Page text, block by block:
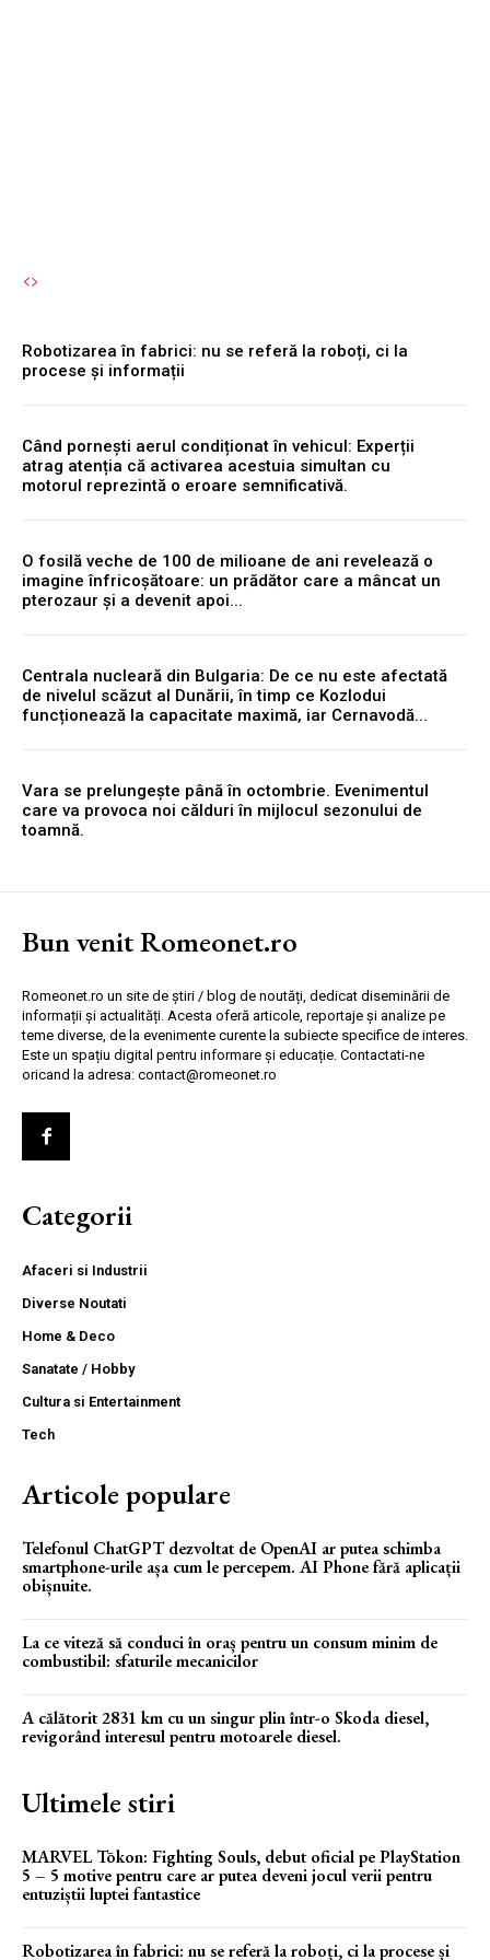
Robotizarea în fabrici: nu se referă la roboți, ci la
procese și informații
Când pornești aerul condiționat în vehicul: Experții
atrag atenția că activarea acestuia simultan cu
motorul reprezintă o eroare semnificativă.
O fosilă veche de 100 de milioane de ani revelează o
imagine înfricoșătoare: un prădător care a mâncat un
pterozaur și a devenit apoi...
Centrala nucleară din Bulgaria: De ce nu este afectată
de nivelul scăzut al Dunării, în timp ce Kozlodui
funcționează la capacitate maximă, iar Cernavodă...
Vara se prelungește până în octombrie. Evenimentul
care va provoca noi călduri în mijlocul sezonului de
toamnă.
Bun venit Romeonet.ro
Romeonet.ro un site de știri / blog de noutăți, dedicat diseminării de
informații și actualități. Acesta oferă articole, reportaje și analize pe
teme diverse, de la evenimente curente la subiecte specifice de interes.
Este un spațiu digital pentru informare și educație. Contactati-ne
oricand la adresa: contact@romeonet.ro
Categorii
Afaceri si Industrii
Diverse Noutati
Home & Deco
Sanatate / Hobby
Cultura si Entertainment
Tech
Articole populare
Telefonul ChatGPT dezvoltat de OpenAI ar putea schimba
smartphone-urile așa cum le percepem. AI Phone fără aplicații
obișnuite.
La ce viteză să conduci în oraș pentru un consum minim de
combustibil: sfaturile mecanicilor
A călătorit 2831 km cu un singur plin într-o Skoda diesel,
revigorând interesul pentru motoarele diesel.
Ultimele stiri
MARVEL Tōkon: Fighting Souls, debut oficial pe PlayStation
5 – 5 motive pentru care ar putea deveni jocul verii pentru
entuziștii luptei fantastice
Robotizarea în fabrici: nu se referă la roboți, ci la procese și